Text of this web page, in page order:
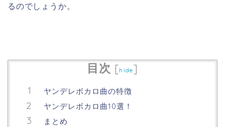
るのでしょうか。
目次 [hide]
ヤンデレボカロ曲の特徴
ヤンデレボカロ曲10選！
まとめ